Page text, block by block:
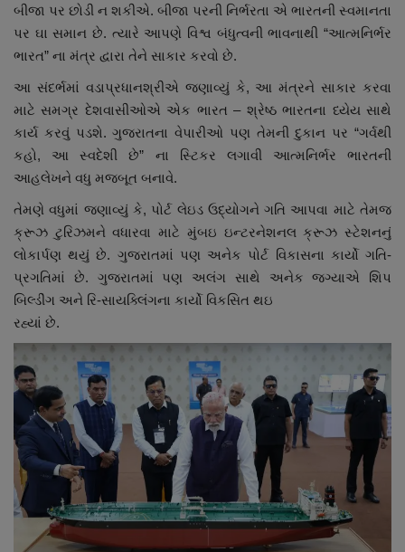
બીજા પર છોડી ન શકીએ. બીજા પરની નિર્ભરતા એ ભારતની સ્વમાનતા
પર ઘા સમાન છે. ત્યારે આપણે વિશ્વ બંધુત્વની ભાવનાથી “આત્મનિર્ભર
ભારત” ના મંત્ર દ્વારા તેને સાકાર કરવો છે.
આ સંદર્ભમાં વડાપ્રધાનશ્રીએ જણાવ્યું કે, આ મંત્રને સાકાર કરવા
માટે સમગ્ર દેશવાસીઓએ એક ભારત – શ્રેષ્ઠ ભારતના ધ્યેય સાથે
કાર્ય કરવું પડશે. ગુજરાતના વેપારીઓ પણ તેમની દુકાન પર “ગર્વથી
કહો, આ સ્વદેશી છે” ના સ્ટિકર લગાવી આત્મનિર્ભર ભારતની
આહલેખને વધુ મજબૂત બનાવે.
તેમણે વધુમાં જણાવ્યું કે, પોર્ટ લેઇડ ઉદ્યોગને ગતિ આપવા માટે તેમજ
ક્રૂઝ ટુરિઝમને વધારવા માટે મુંબઇ ઇન્ટરનેશનલ ક્રૂઝ સ્ટેશનનું
લોકાર્પણ થયું છે. ગુજરાતમાં પણ અનેક પોર્ટ વિકાસના કાર્યો ગતિ-
પ્રગતિમાં છે. ગુજરાતમાં પણ અલંગ સાથે અનેક જગ્યાએ શિપ
બિલ્ડીંગ અને રિ-સાયક્લિંગના કાર્યો વિકસિત થઇ
રહ્યાં છે.